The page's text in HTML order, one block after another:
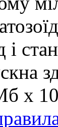
і
x